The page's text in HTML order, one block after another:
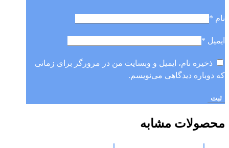
نام *
ایمیل *
ذخیره نام، ایمیل و وبسایت من در مرورگر برای زمانی
که دوباره دیدگاهی می‌نویسم.
محصولات مشابه